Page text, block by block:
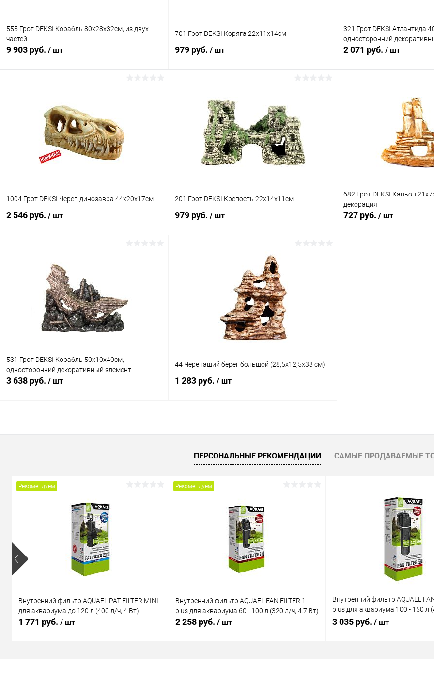
555 Грот DEKSI Корабль 80х28х32см, из двух
частей
9 903 руб. / шт
Купить в 1 клик
В избранное В наличии
701 Грот DEKSI Коряга 22х11х14см
979 руб. / шт
Купить в 1 клик Сравнение
В избранное В наличии
321 Грот DEKSI Атлантида
односторонний
2 071 руб. / шт
1004 Грот DEKSI Череп динозавра 44х20х17см
2 546 руб. / шт
Купить в 1 клик
В избранное В наличии
201 Грот DEKSI Крепость 22х14х11см
979 руб. / шт
В корзину
Сравнение
В наличии
682 Грот DEKSI Каньон
декорация
727 руб. / шт
531 Грот DEKSI Корабль 50х10х40см,
односторонний декоративный элемент
3 638 руб. / шт
44 Черепаший берег большой (28,5х12,5х38 см)
1 283 руб. / шт
В наличии
ПЕРСОНАЛЬНЫЕ РЕКОМЕНДАЦИИ САМЫЕ ПРОДАВАЕМЫЕ
Рекомендуем
Внутренний фильтр AQUAEL PAT FILTER MINI
для аквариума до 120 л (400 л/ч, 4 Вт)
1 771 руб. / шт
Рекомендуем
Внутренний фильтр AQUAEL FAN FILTER 1
plus для аквариума 60 - 100 л (320 л/ч, 4.7 Вт)
2 258 руб. / шт
Внутренний фильтр AQUAEL
plus для аквариума 100 - 150 л
Вт)
3 035 руб. / шт